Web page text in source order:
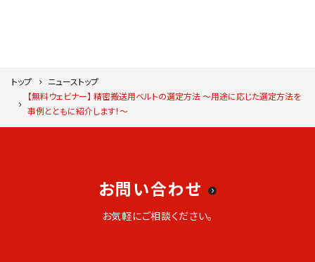
トップ
ニューストップ
【無料ウェビナー】 精密搬送用ベルトの選定方法 ～用途に応じた選定方法を
事例とともに紹介します！～
お問い合わせ
お気軽にご相談ください。